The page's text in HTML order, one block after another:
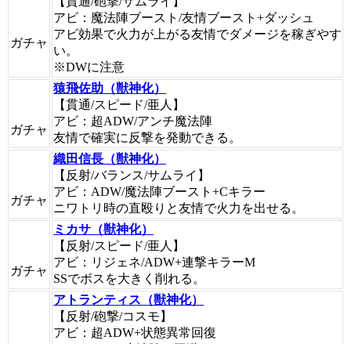
ガチャ
アビ：魔法陣ブースト/友情ブースト+ダッシュ
アビ効果で火力が上がる友情でダメージを稼ぎやす
い。
※DWに注意
ガチャ
猿飛佐助（獣神化）
【貫通/スピード/亜人】
アビ：超ADW/アンチ魔法陣
友情で確実に反撃を発動できる。
ガチャ
織田信長（獣神化）
【反射/バランス/サムライ】
アビ：ADW/魔法陣ブースト+Cキラー
ニワトリ時の直殴りと友情で火力を出せる。
ガチャ
ミカサ（獣神化）
【反射/スピード/亜人】
アビ：リジェネ/ADW+連撃キラーM
SSでボスを大きく削れる。
アトランティス（獣神化）
【反射/砲撃/コスモ】
アビ：超ADW+状態異常回復